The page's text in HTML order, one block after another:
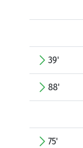
39'
88'
75'